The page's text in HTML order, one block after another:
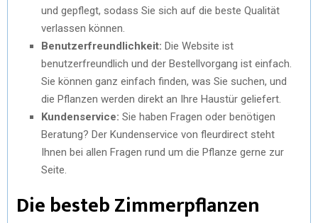
und gepflegt, sodass Sie sich auf die beste Qualität
verlassen können.
Benutzerfreundlichkeit: Die Website ist
benutzerfreundlich und der Bestellvorgang ist einfach.
Sie können ganz einfach finden, was Sie suchen, und
die Pflanzen werden direkt an Ihre Haustür geliefert.
Kundenservice: Sie haben Fragen oder benötigen
Beratung? Der Kundenservice von fleurdirect steht
Ihnen bei allen Fragen rund um die Pflanze gerne zur
Seite.
Die besteb Zimmerpflanzen